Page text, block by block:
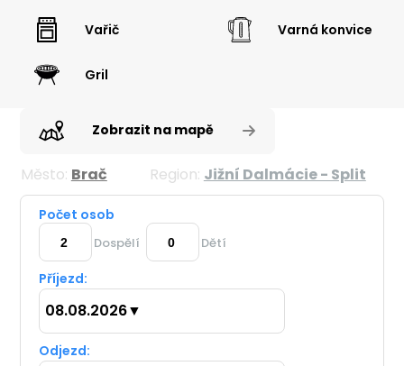
Vařič Varná konvice
Gril
Zobrazit na mapě
Město: Brač Region: Jižní Dalmácie - Split
Počet osob
Dospělí Dětí
Příjezd:
08.08.2026▼
Odjezd: